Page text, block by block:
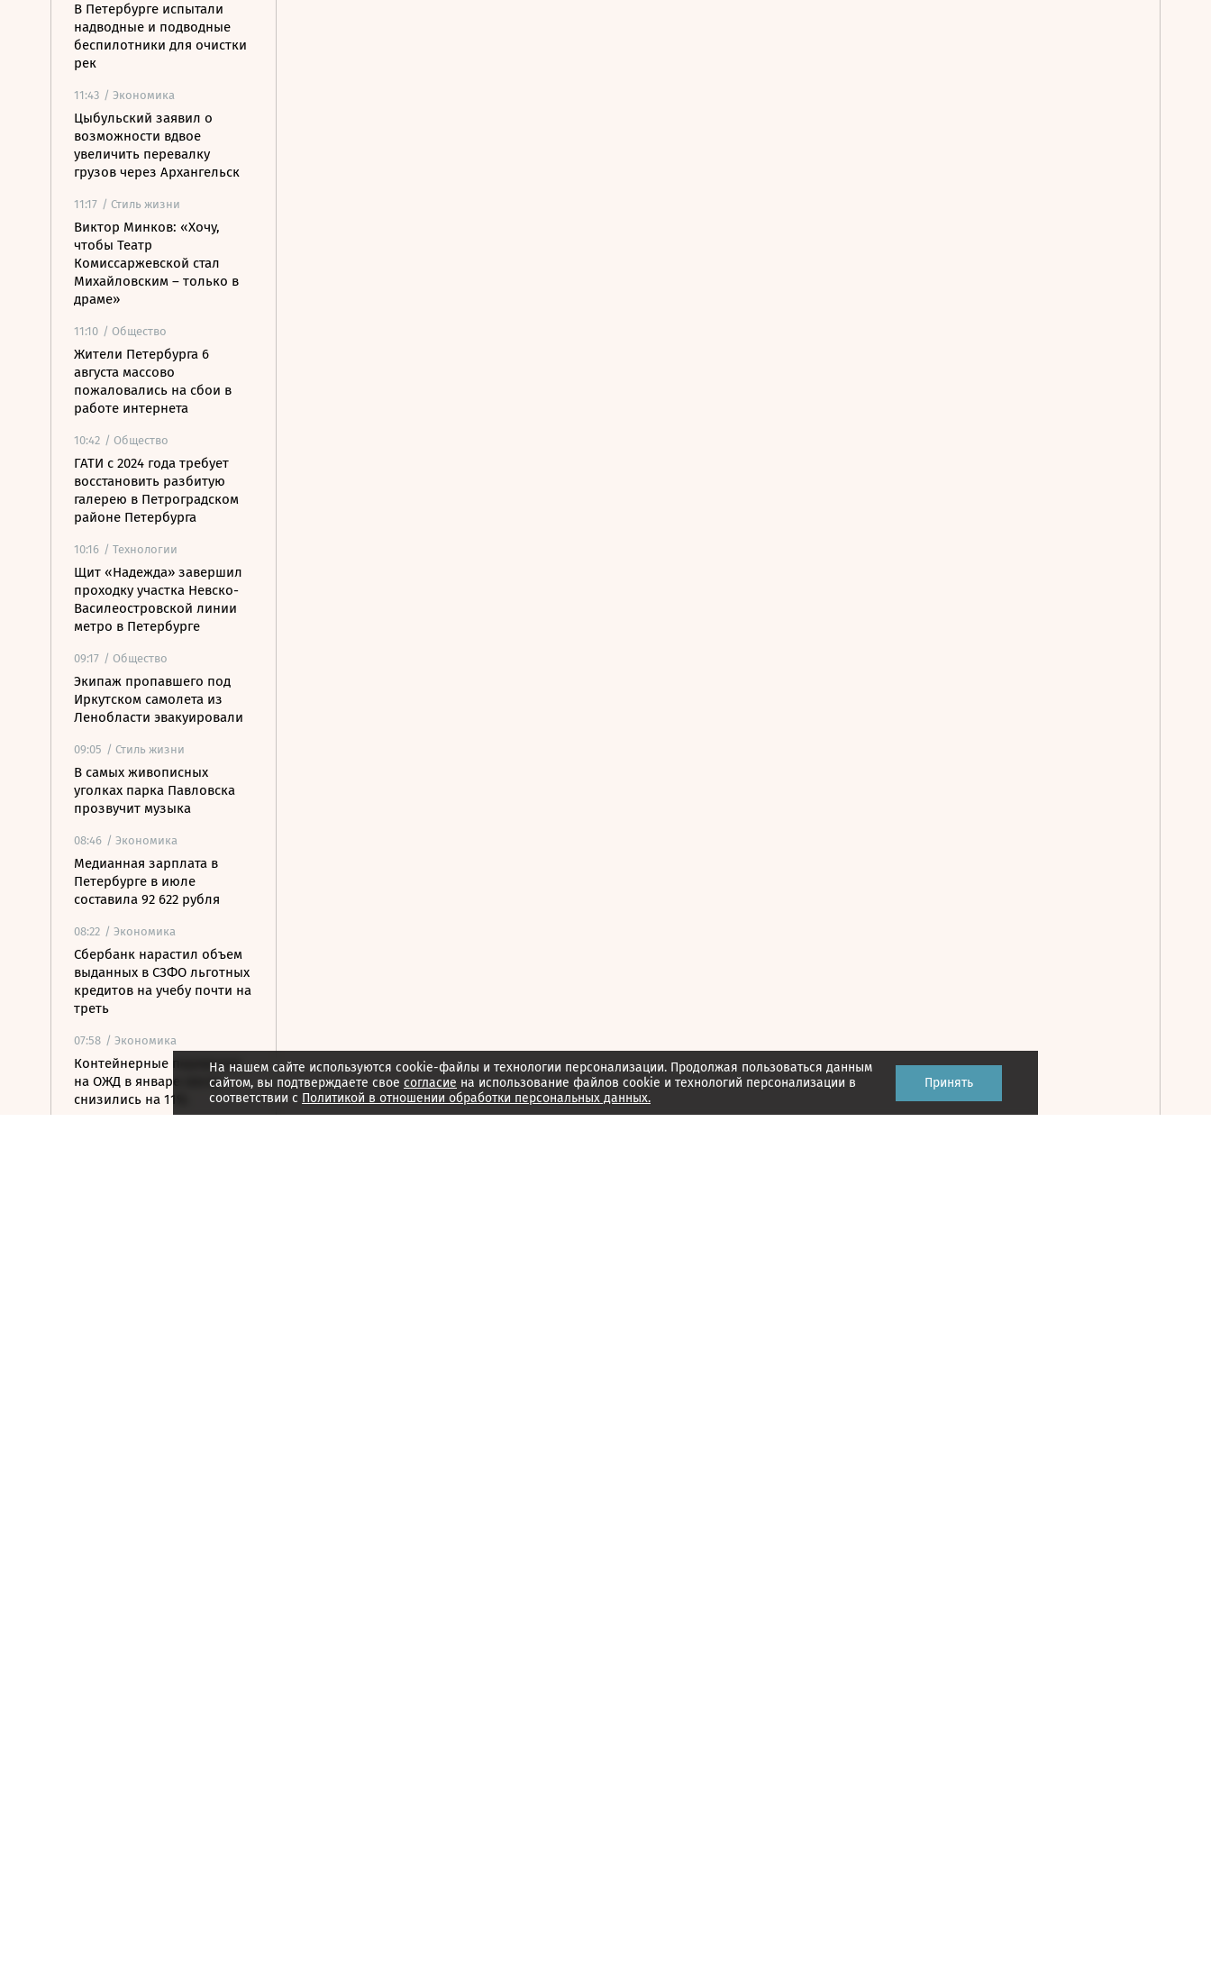
В Петербурге испытали
надводные и подводные
беспилотники для очистки
рек
11:43 / Экономика
Цыбульский заявил о
возможности вдвое
увеличить перевалку
грузов через Архангельск
11:17 / Стиль жизни
Виктор Минков: «Хочу,
чтобы Театр
Комиссаржевской стал
Михайловским – только в
драме»
11:10 / Общество
Жители Петербурга 6
августа массово
пожаловались на сбои в
работе интернета
10:42 / Общество
ГАТИ с 2024 года требует
восстановить разбитую
галерею в Петроградском
районе Петербурга
10:16 / Технологии
Щит «Надежда» завершил
проходку участка Невско-
Василеостровской линии
метро в Петербурге
09:17 / Общество
Экипаж пропавшего под
Иркутском самолета из
Ленобласти эвакуировали
09:05 / Стиль жизни
В самых живописных
уголках парка Павловска
прозвучит музыка
08:46 / Экономика
Медианная зарплата в
Петербурге в июле
составила 92 622 рубля
08:22 / Экономика
Сбербанк нарастил объем
выданных в СЗФО льготных
кредитов на учебу почти на
треть
07:58 / Экономика
Контейнерные перевозки
на ОЖД в январе-июле
снизились на 11%
На нашем сайте используются cookie-файлы и технологии персонализации. Продолжая пользоваться данным
сайтом, вы подтверждаете свое согласие на использование файлов cookie и технологий персонализации в
соответствии с Политикой в отношении обработки персональных данных.
Принять